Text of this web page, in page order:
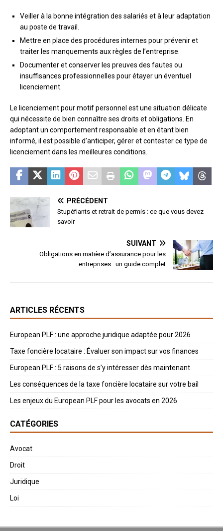
Veiller à la bonne intégration des salariés et à leur adaptation
au poste de travail.
Mettre en place des procédures internes pour prévenir et
traiter les manquements aux règles de l’entreprise.
Documenter et conserver les preuves des fautes ou
insuffisances professionnelles pour étayer un éventuel
licenciement.
Le licenciement pour motif personnel est une situation délicate
qui nécessite de bien connaître ses droits et obligations. En
adoptant un comportement responsable et en étant bien
informé, il est possible d’anticiper, gérer et contester ce type de
licenciement dans les meilleures conditions.
PRÉCÉDENT
Stupéfiants et retrait de permis : ce que vous devez
savoir
SUIVANT
Obligations en matière d’assurance pour les
entreprises : un guide complet
ARTICLES RÉCENTS
European PLF : une approche juridique adaptée pour 2026
Taxe foncière locataire : Évaluer son impact sur vos finances
European PLF : 5 raisons de s’y intéresser dès maintenant
Les conséquences de la taxe foncière locataire sur votre bail
Les enjeux du European PLF pour les avocats en 2026
CATÉGORIES
Avocat
Droit
Juridique
Loi